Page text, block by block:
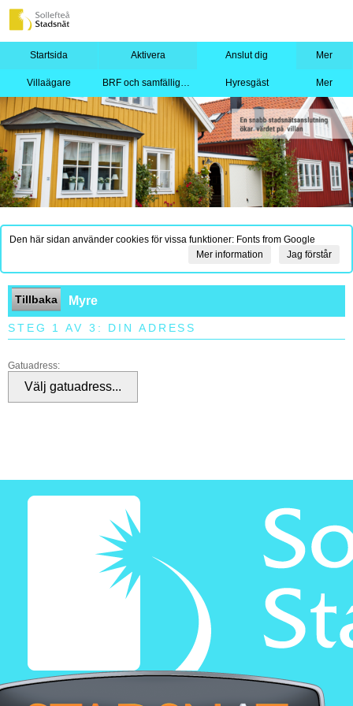
Startsida Aktivera Anslut dig Mer
Villaägare BRF och samfällighet Hyresgäst Mer
Den här sidan använder cookies för vissa funktioner: Fonts from Google
Jag förstår
Mer information
Tillbaka Myre
STEG 1 AV 3: DIN ADRESS
Gatuadress: